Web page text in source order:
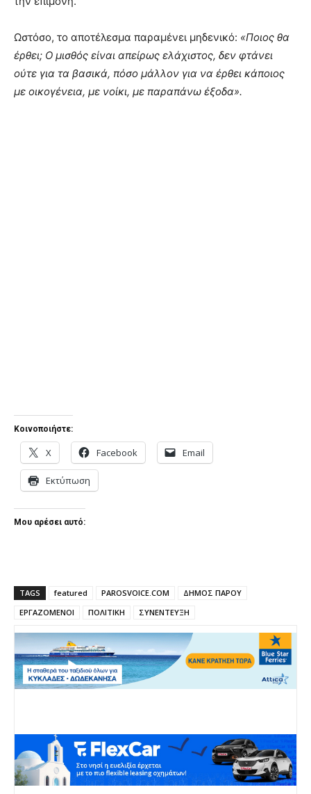
Ωστόσο, το αποτέλεσμα παραμένει μηδενικό: «Ποιος θα
έρθει; Ο μισθός είναι απείρως ελάχιστος, δεν φτάνει
ούτε για τα βασικά, πόσο μάλλον για να έρθει κάποιος
με οικογένεια, με νοίκι, με παραπάνω έξοδα».
Κοινοποιήστε:
X Facebook Email
Εκτύπωση
Μου αρέσει αυτό:
TAGS featured PAROSVOICE.COM
ΔΗΜΟΣ ΠΑΡΟΥ
ΕΡΓΑΖΟΜΕΝΟΙ
ΠΟΛΙΤΙΚΗ ΣΥΝΕΝΤΕΥΞΗ